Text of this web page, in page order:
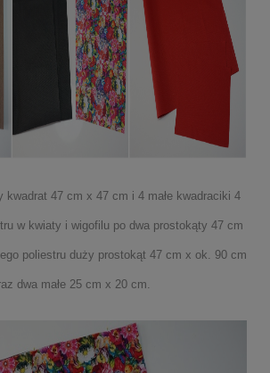
kwadrat 47 cm x 47 cm i 4 małe kwadraciki 4
w kwiaty i wigofilu po dwa prostokąty 47 cm
poliestru duży prostokąt 47 cm x ok. 90 cm
dwa małe 25 cm x 20 cm.